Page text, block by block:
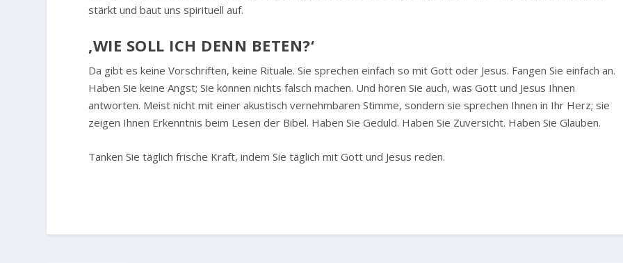
stärkt und baut uns spirituell auf.
‚WIE SOLL ICH DENN BETEN?‘
Da gibt es keine Vorschriften, keine Rituale. Sie sprechen einfach so mit Gott oder Jesus. Fangen Sie einfach an.
Haben Sie keine Angst; Sie können nichts falsch machen. Und hören Sie auch, was Gott und Jesus Ihnen
antworten. Meist nicht mit einer akustisch vernehmbaren Stimme, sondern sie sprechen Ihnen in Ihr Herz; sie
zeigen Ihnen Erkenntnis beim Lesen der Bibel. Haben Sie Geduld. Haben Sie Zuversicht. Haben Sie Glauben.
Tanken Sie täglich frische Kraft, indem Sie täglich mit Gott und Jesus reden.